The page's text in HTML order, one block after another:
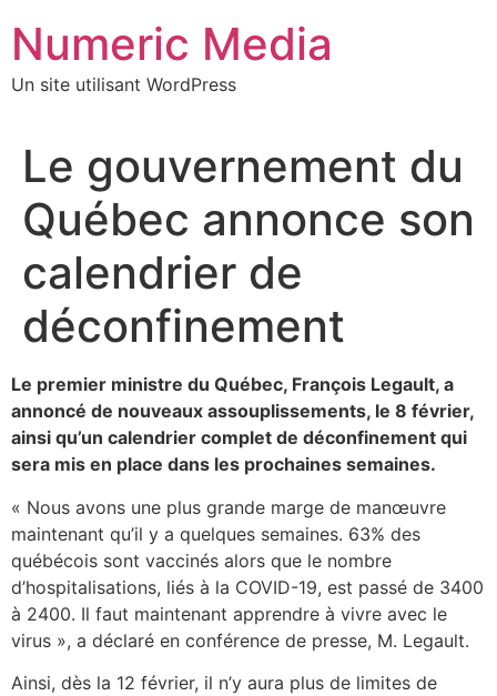
contenu
Numeric Media
Un site utilisant WordPress
Le gouvernement du
Québec annonce son
calendrier de
déconfinement
Le premier ministre du Québec, François Legault, a
annoncé de nouveaux assouplissements, le 8 février,
ainsi qu’un calendrier complet de déconfinement qui
sera mis en place dans les prochaines semaines.
« Nous avons une plus grande marge de manœuvre
maintenant qu’il y a quelques semaines. 63% des
québécois sont vaccinés alors que le nombre
d’hospitalisations, liés à la COVID-19, est passé de 3400
à 2400. Il faut maintenant apprendre à vivre avec le
virus », a déclaré en conférence de presse, M. Legault.
Ainsi, dès la 12 février, il n’y aura plus de limites de